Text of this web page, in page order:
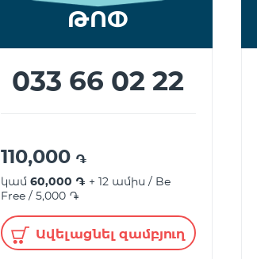
ԹՈՓ
033 66 02 22
110,000 ֏
կամ 60,000 ֏ + 12 ամիս / Be
Free / 5,000 ֏
Ավելացնել զամբյուղ